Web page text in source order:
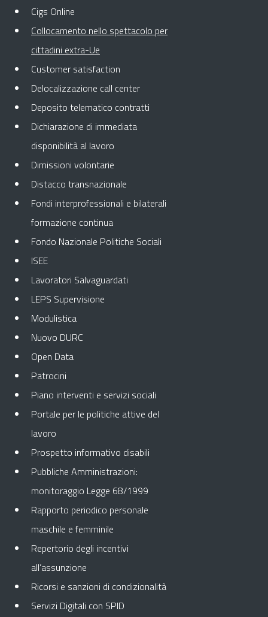
Cigs Online
Collocamento nello spettacolo per
cittadini extra-Ue
Customer satisfaction
Delocalizzazione call center
Deposito telematico contratti
Dichiarazione di immediata
disponibilità al lavoro
Dimissioni volontarie
Distacco transnazionale
Fondi interprofessionali e bilaterali
formazione continua
Fondo Nazionale Politiche Sociali
ISEE
Lavoratori Salvaguardati
LEPS Supervisione
Modulistica
Nuovo DURC
Open Data
Patrocini
Piano interventi e servizi sociali
Portale per le politiche attive del
lavoro
Prospetto informativo disabili
Pubbliche Amministrazioni:
monitoraggio Legge 68/1999
Rapporto periodico personale
maschile e femminile
Repertorio degli incentivi
all’assunzione
Ricorsi e sanzioni di condizionalità
Servizi Digitali con SPID